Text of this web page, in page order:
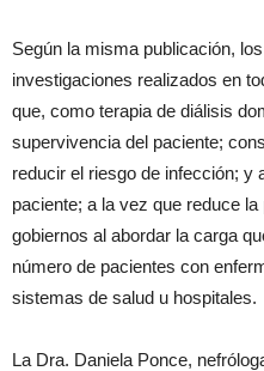
Según la misma publicación,
investigaciones realizados en
que, como terapia de diálisis
supervivencia del paciente;
reducir el riesgo de infección; y
paciente; a la vez que reduce
gobiernos al abordar la carga
número de pacientes con
sistemas de salud u hospitales.
La Dra. Daniela Ponce,